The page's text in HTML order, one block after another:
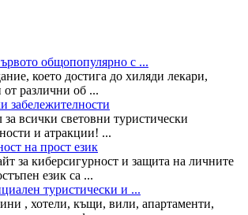
общопопулярно с ...
което достига до хиляди лекари,
от различни об ...
забележителности
всички световни туристически
и атракции! ...
на прост език
за киберсигурност и защита на личните
език са ...
туристически и ...
, хотели, къщи, вили, апартаменти,